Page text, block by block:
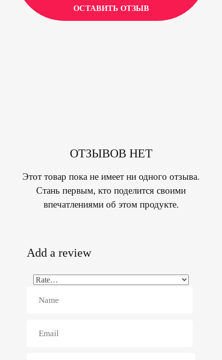
ОСТАВИТЬ ОТЗЫВ
ОТЗЫВОВ НЕТ
Этот товар пока не имеет ни одного отзыва.
Стань первым, кто поделится своими
впечатлениями об этом продукте.
Add a review